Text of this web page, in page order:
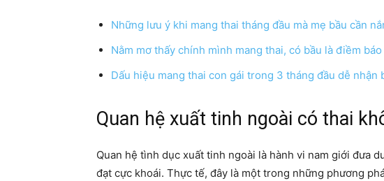
Những lưu ý khi mang thai tháng đầu mà mẹ bầu cần
Nằm mơ thấy chính mình mang thai, có bầu là điềm báo
Dấu hiệu mang thai con gái trong 3 tháng đầu dễ nhận
Quan hệ xuất tinh ngoài có thai
Quan hệ tình dục xuất tinh ngoài là hành vi nam giới đưa
đạt cực khoái. Thực tế, đây là một trong những phương